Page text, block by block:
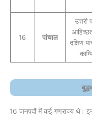
16 पांचाल
उत्तरी
दक्षिण
16 जनपदों में कई गणराज्य थे।